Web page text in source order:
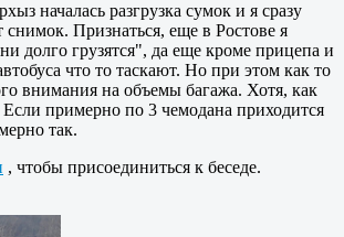
началась разгрузка сумок и я сразу
снимок. Признаться, еще в Ростове я
долго грузятся", да еще кроме прицепа и
что то таскают. Но при этом как то
внимания на объемы багажа. Хотя, как
Если примерно по 3 чемодана приходится
так.
, чтобы присоединиться к беседе.